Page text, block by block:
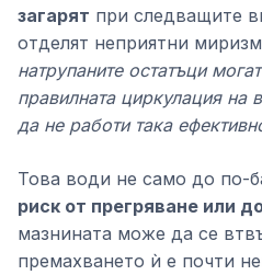
загарят при следващите
отделят неприятни
натрупаните остатъци
правилната циркулация на
да не работи така
Това води не само до по-
риск от прегряване или
мазнината може да се
премахването ѝ е почти